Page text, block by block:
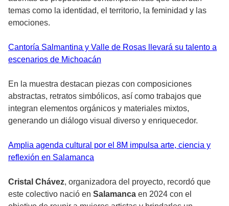
temas como la identidad, el territorio, la feminidad y las
emociones.
Cantoría Salmantina y Valle de Rosas llevará su talento a
escenarios de Michoacán
En la muestra destacan piezas con composiciones
abstractas, retratos simbólicos, así como trabajos que
integran elementos orgánicos y materiales mixtos,
generando un diálogo visual diverso y enriquecedor.
Amplia agenda cultural por el 8M impulsa arte, ciencia y
reflexión en Salamanca
Cristal Chávez, organizadora del proyecto, recordó que
este colectivo nació en Salamanca en 2024 con el